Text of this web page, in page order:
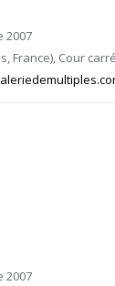
2007
France), Cour
2007